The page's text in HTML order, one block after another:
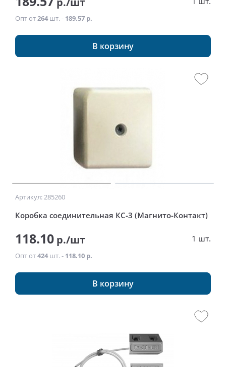
Опт от264 шт. - 189.57 р.
В корзину
Артикул: 285260
Коробка соединительная КС-3 (Магнито-Контакт)
118.10 р./шт 1 шт.
Опт от424 шт. - 118.10 р.
В корзину